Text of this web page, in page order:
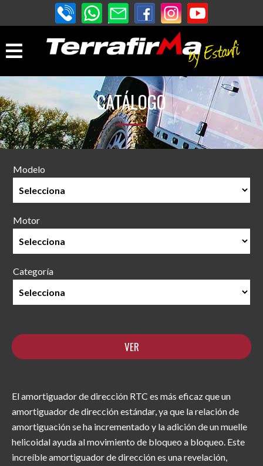
CATÁLOGO
Modelo
Motor
Categoría
El amortiguador de dirección RTC es más eficaz que un
amortiguador de dirección estándar, ya que la relación de
amortiguación se ha incrementado y la adición de un muelle
helicoidal ayuda al movimiento de bloqueo a bloqueo. Este
increíble amortiguador de dirección es una revelación,